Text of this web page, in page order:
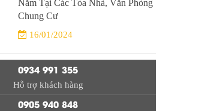
Năm Tại Các Tòa Nhà, Văn Phòng
Chung Cư
16/01/2024
0934 991 355
Hỗ trợ khách hàng
0905 940 848